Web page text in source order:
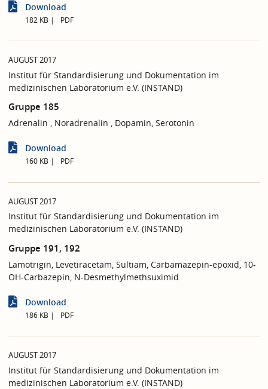
Download
182 KB PDF
AUGUST 2017
Institut für Standardisierung und Dokumentation im
medizinischen Laboratorium e.V. (INSTAND)
Gruppe 185
Adrenalin , Noradrenalin , Dopamin, Serotonin
Download
160 KB PDF
AUGUST 2017
Institut für Standardisierung und Dokumentation im
medizinischen Laboratorium e.V. (INSTAND)
Gruppe 191, 192
Lamotrigin, Levetiracetam, Sultiam, Carbamazepin-epoxid, 10-
OH-Carbazepin, N-Desmethylmethsuximid
Download
186 KB PDF
AUGUST 2017
Institut für Standardisierung und Dokumentation im
medizinischen Laboratorium e.V. (INSTAND)